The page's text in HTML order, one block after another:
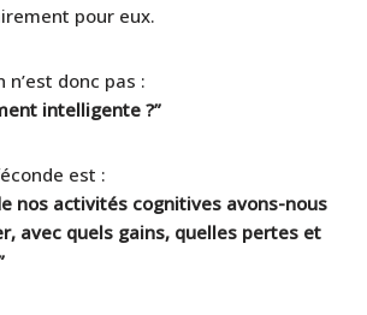
pour eux.
donc pas :
intelligente ?”
est :
nos activités cognitives avons-nous
avec quels gains, quelles pertes et